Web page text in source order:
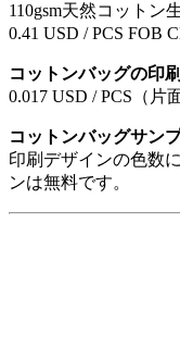
110gsm天然コットン
0.41 USD / PCS FOB
コットンバッグの印
0.017 USD / PCS（片
コットンバッグサン
印刷デザインの色数
ンは無料です。